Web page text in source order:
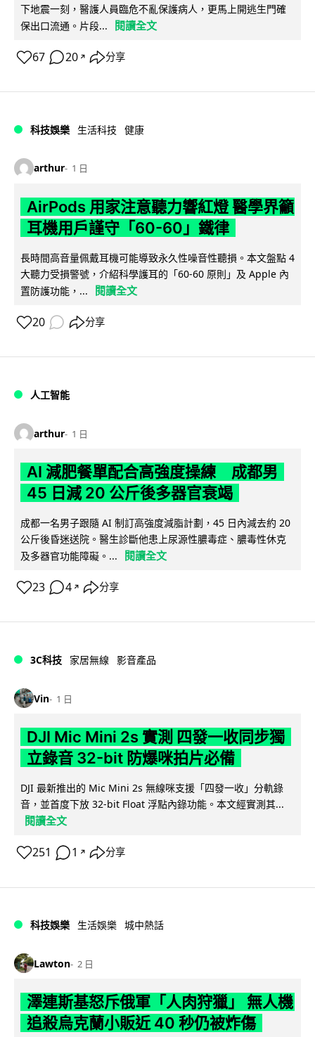
下地震一刻，醫護人員臨危不亂保護病人，更馬上開逃生門確
保出口流通。片段...
閱讀全文
67 20 ↗ 分享
科技娛樂 生活科技 健康
arthur 1 日
AirPods 用家注意聽力響紅燈 醫學界籲
耳機用戶謹守「60-60」鐵律
長時間高音量佩戴耳機可能導致永久性噪音性聽損。本文盤點 4
大聽力受損警號，介紹科學護耳的「60-60 原則」及 Apple 內
置防護功能，...
閱讀全文
20 分享
人工智能
arthur 1 日
AI 減肥餐單配合高強度操練 成都男
45 日減 20 公斤後多器官衰竭
成都一名男子跟隨 AI 制訂高強度減脂計劃，45 日內減去約 20
公斤後昏迷送院。醫生診斷他患上尿源性膿毒症、膿毒性休克
及多器官功能障礙。...
閱讀全文
23 4 ↗ 分享
3C科技 家居無線 影音產品
Vin 1 日
DJI Mic Mini 2s 實測 四發一收同步獨
立錄音 32-bit 防爆咪拍片必備
DJI 最新推出的 Mic Mini 2s 無線咪支援「四發一收」分軌錄
音，並首度下放 32-bit Float 浮點內錄功能。本文經實測其...
閱讀全文
251 1 ↗ 分享
科技娛樂 生活娛樂 城中熱話
Lawton 2 日
澤連斯基怒斥俄軍「人肉狩獵」 無人機
追殺烏克蘭小販近 40 秒仍被炸傷